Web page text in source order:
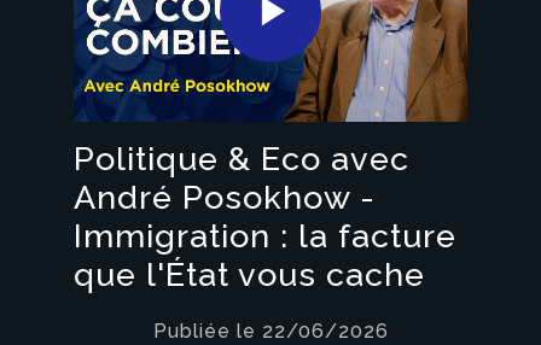
Play
Video
Politique & Eco avec
André Posokhow -
Immigration : la facture
que l'État vous cache
Publiée le 22/06/2026